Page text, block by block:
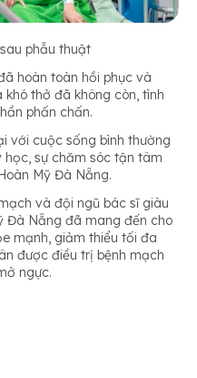
phẫu thuật
hoàn toàn hồi phục và
thở đã không còn, tình
phấn chấn.
với cuộc sống bình thường
sự chăm sóc tận tâm
Mỹ Đà Nẵng.
và đội ngũ bác sĩ giàu
Đà Nẵng đã mang đến cho
mạnh, giảm thiểu tối đa
được điều trị bệnh mạch
ngực.